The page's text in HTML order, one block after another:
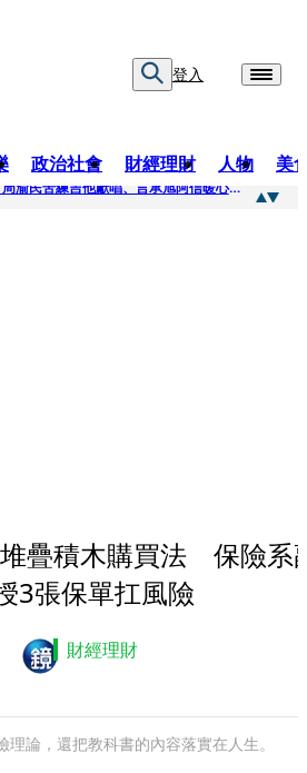
登入
政治社會 財經理財 人物 美
吳建豪生日願望成真 周渝民苦練吉他獻唱、言承旭阿信暖心祝福
堆疊積木購買法 保險系
3張保單扛風險
財經理財
理論，還把教科書的內容落實在人生。